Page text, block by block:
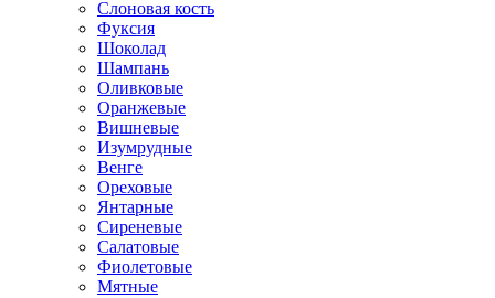
Слоновая кость
Фуксия
Шоколад
Шампань
Оливковые
Оранжевые
Вишневые
Изумрудные
Венге
Ореховые
Янтарные
Сиреневые
Салатовые
Фиолетовые
Мятные